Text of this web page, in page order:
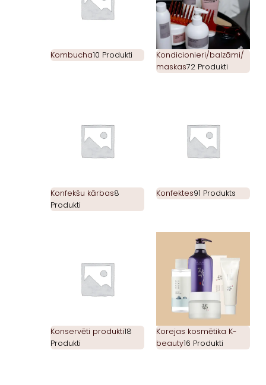
Kombucha10 Produkti
Kondicionieri/balzāmi/
maskas72 Produkti
Konfekšu kārbas8
Produkti
Konfektes91 Produkts
Konservēti produkti18
Produkti
Korejas kosmētika K-
beauty16 Produkti